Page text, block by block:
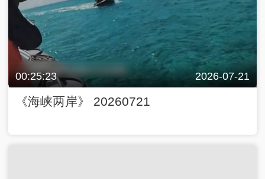
00:25:23 2026-07-21
《海峡两岸》 20260721